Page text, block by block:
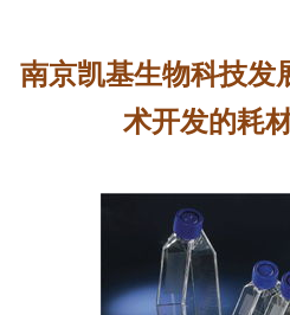
南京凯基生物科技发
术开发的耗